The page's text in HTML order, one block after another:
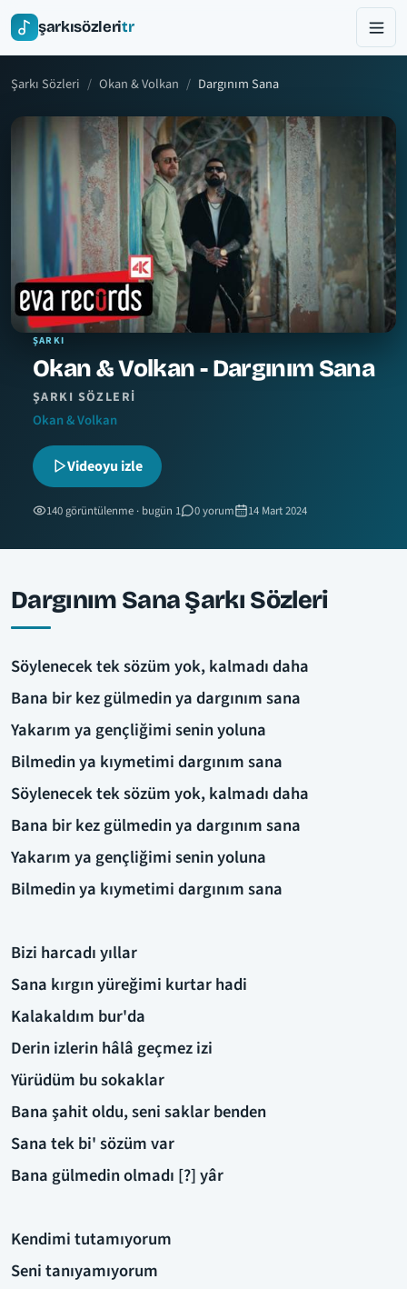
şarkısözleritr
Şarkı Sözleri Okan & Volkan Dargınım Sana
ŞARKI
Okan & Volkan - Dargınım Sana
ŞARKI SÖZLERI
Okan & Volkan
Videoyu izle
140 görüntülenme · bugün 1 0 yorum 14 Mart 2024
Dargınım Sana Şarkı Sözleri
Söylenecek tek sözüm yok, kalmadı daha
Bana bir kez gülmedin ya dargınım sana
Yakarım ya gençliğimi senin yoluna
Bilmedin ya kıymetimi dargınım sana
Söylenecek tek sözüm yok, kalmadı daha
Bana bir kez gülmedin ya dargınım sana
Yakarım ya gençliğimi senin yoluna
Bilmedin ya kıymetimi dargınım sana
Bizi harcadı yıllar
Sana kırgın yüreğimi kurtar hadi
Kalakaldım bur'da
Derin izlerin hâlâ geçmez izi
Yürüdüm bu sokaklar
Bana şahit oldu, seni saklar benden
Sana tek bi' sözüm var
Bana gülmedin olmadı [?] yâr
Kendimi tutamıyorum
Seni tanıyamıyorum